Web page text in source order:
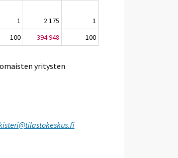
1 2 175
1
100 394 948 100
yritysten